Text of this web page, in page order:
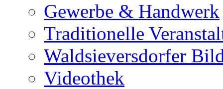
Gewerbe & Handwerk
Traditionelle
Waldsieversdorfer
Videothek